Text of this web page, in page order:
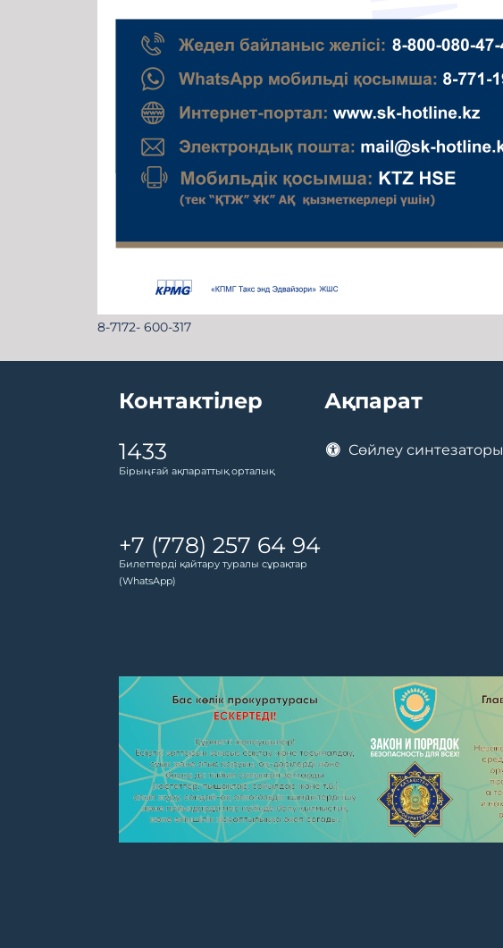
8-7172- 600-317
Контактілер
1433
Бірыңғай ақпараттық орталық
+7 (778) 257 64 94
Билеттерді қайтару туралы сұрақтар
(WhatsApp)
Ақпарат
Сөйлеу синтезаторы